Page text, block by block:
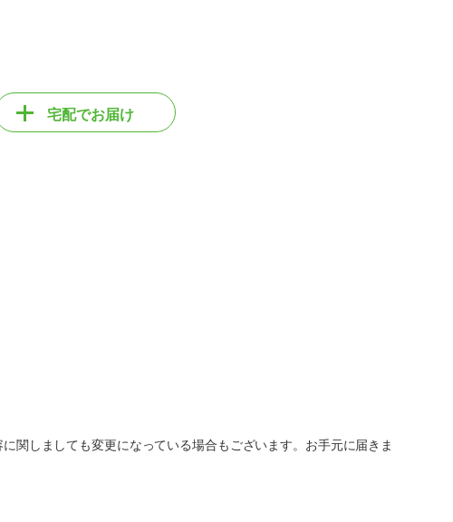
宅配でお届け
関しましても変更になっている場合もございます。お手元に届きま